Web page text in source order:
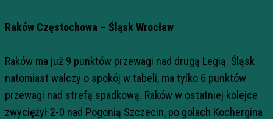
Raków Częstochowa – Śląsk Wrocław
Raków ma już 9 punktów przewagi nad drugą Legią. Śląsk
natomiast walczy o spokój w tabeli, ma tylko 6 punktów
przewagi nad strefą spadkową. Raków w ostatniej kolejce
zwyciężył 2-0 nad Pogonią Szczecin, po golach Kochergina